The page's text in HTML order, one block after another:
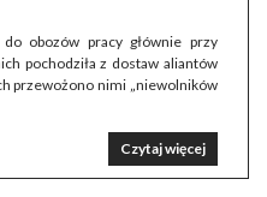
obozów pracy głównie przy
pochodziła z dostaw aliantów
przewożono nimi „niewolników
Czytaj więcej